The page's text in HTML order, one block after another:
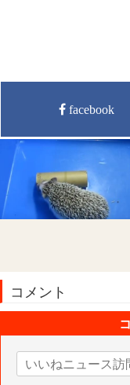
facebook
コメント